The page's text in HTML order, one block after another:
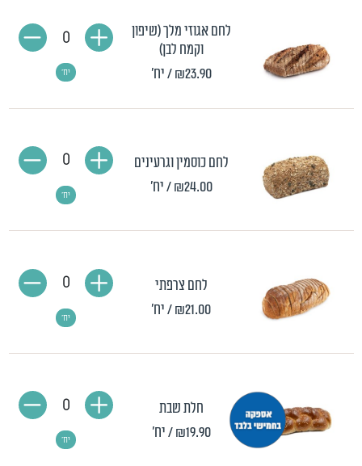
לחם אגוזי מלך (שיפון
וקמח לבן)
₪23.90 / יח' יח'
0
לחם כוסמין וגרעינים
₪24.00 / יח' יח'
0
לחם צרפתי
₪21.00/ יח' יח'
0
חלת שבת
₪19.90 / יח' יח'
0